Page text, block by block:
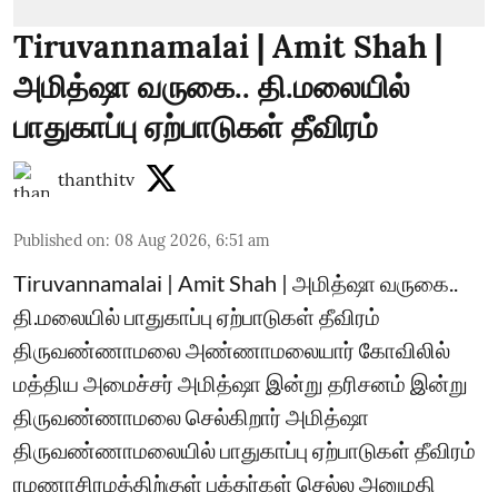
Tiruvannamalai | Amit Shah |
அமித்ஷா வருகை.. தி.மலையில்
பாதுகாப்பு ஏற்பாடுகள் தீவிரம்
thanthitv
Published on: 08 Aug 2026, 6:51 am
Tiruvannamalai | Amit Shah | அமித்ஷா வருகை..
தி.மலையில் பாதுகாப்பு ஏற்பாடுகள் தீவிரம்
திருவண்ணாமலை அண்ணாமலையார் கோவிலில்
மத்திய அமைச்சர் அமித்ஷா இன்று தரிசனம் இன்று
திருவண்ணாமலை செல்கிறார் அமித்ஷா
திருவண்ணாமலையில் பாதுகாப்பு ஏற்பாடுகள் தீவிரம்
ரமணாசிரமத்திற்குள் பக்தர்கள் செல்ல அனுமதி